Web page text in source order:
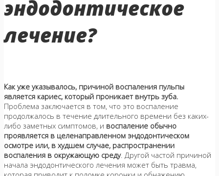
эндодонтическое
лечение?
Как уже указывалось, причиной воспаления пульпы
является кариес, который проникает внутрь зуба.
Проблема заключается в том, что это воспаление
продолжалось в течение длительного времени без каких-
либо заметных симптомов, и воспаление обычно
проявляется в целенаправленном эндодонтическом
осмотре или, в худшем случае, распространении
воспаления в окружающую среду. Другой частой причиной
начала эндодонтического лечения может быть травма,